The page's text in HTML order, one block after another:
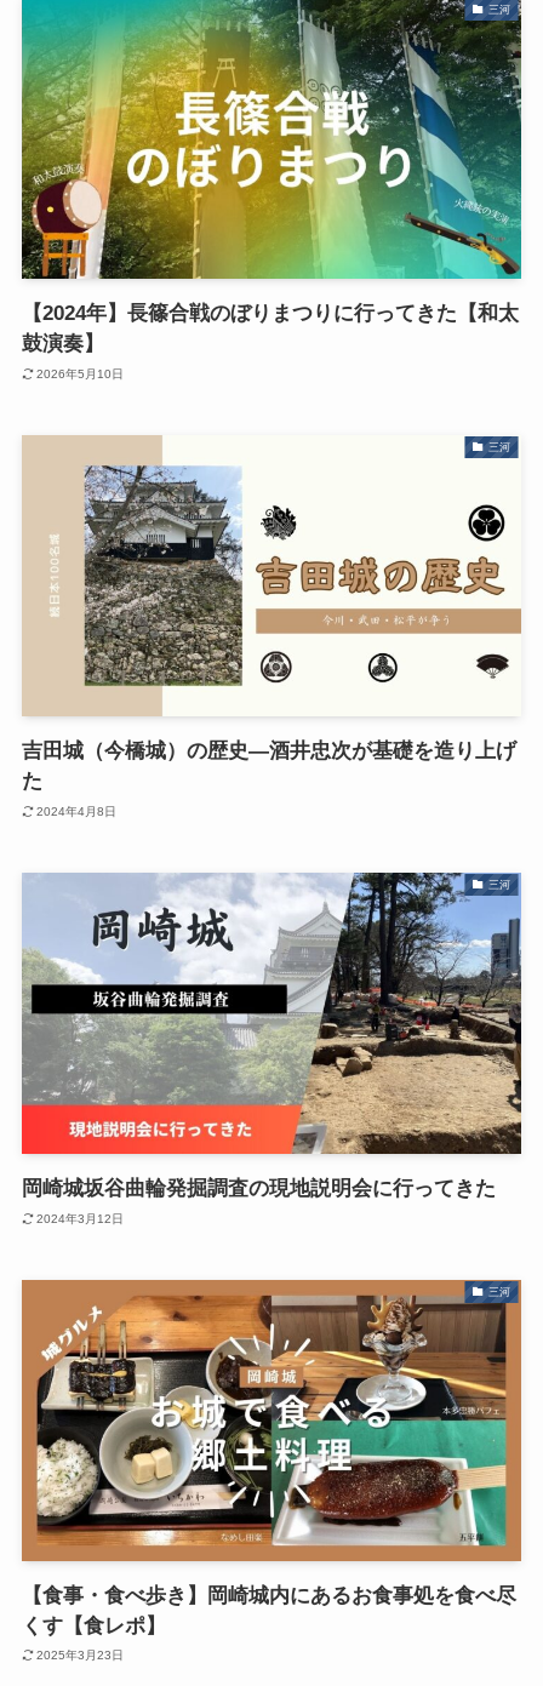
三河
【2024年】長篠合戦のぼりまつりに行ってきた【和太
鼓演奏】
2026年5月10日
三河
吉田城（今橋城）の歴史―酒井忠次が基礎を造り上げ
た
2024年4月8日
三河
岡崎城坂谷曲輪発掘調査の現地説明会に行ってきた
2024年3月12日
三河
【食事・食べ歩き】岡崎城内にあるお食事処を食べ尽
くす【食レポ】
2025年3月23日